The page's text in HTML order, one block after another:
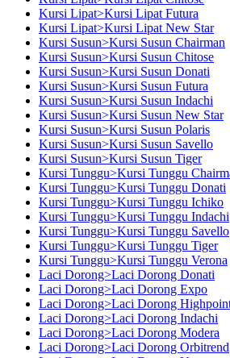
Kursi Lipat>Kursi Lipat Futura
Kursi Lipat>Kursi Lipat New Star
Kursi Susun>Kursi Susun Chairman
Kursi Susun>Kursi Susun Chitose
Kursi Susun>Kursi Susun Donati
Kursi Susun>Kursi Susun Futura
Kursi Susun>Kursi Susun Indachi
Kursi Susun>Kursi Susun New Star
Kursi Susun>Kursi Susun Polaris
Kursi Susun>Kursi Susun Savello
Kursi Susun>Kursi Susun Tiger
Kursi Tunggu>Kursi Tunggu
Kursi Tunggu>Kursi Tunggu Donati
Kursi Tunggu>Kursi Tunggu Ichiko
Kursi Tunggu>Kursi Tunggu Indachi
Kursi Tunggu>Kursi Tunggu Savello
Kursi Tunggu>Kursi Tunggu Tiger
Kursi Tunggu>Kursi Tunggu Verona
Laci Dorong>Laci Dorong Donati
Laci Dorong>Laci Dorong Expo
Laci Dorong>Laci Dorong
Laci Dorong>Laci Dorong Indachi
Laci Dorong>Laci Dorong Modera
Laci Dorong>Laci Dorong Orbitrend